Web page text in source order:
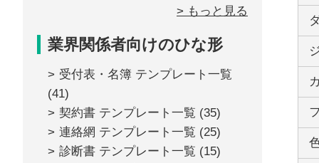
> もっと見る
業界関係者向けのひな形
受付表・名簿 テンプレート一覧
(41)
契約書 テンプレート一覧 (35)
連絡網 テンプレート一覧 (25)
診断書 テンプレート一覧 (15)